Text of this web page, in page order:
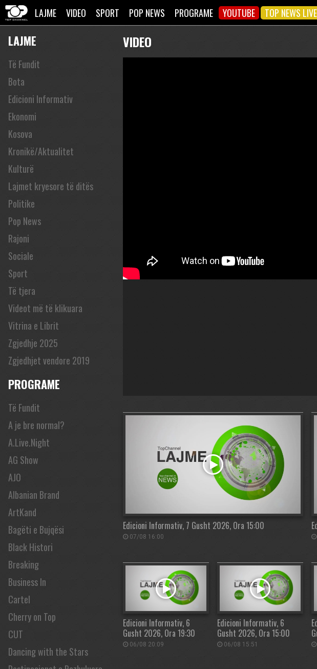
LAJME VIDEO SPORT POP NEWS PROGRAME YOUTUBE TOP NEWS LIVE
LAJME
Të Fundit
Bota
Edicioni Informativ
Ekonomi
Kosova
Kronikë/Aktualitet
Kulturë
Lajmet kryesore të ditës
Politike
Pop News
Rajoni
Sociale
Sport
Të tjera
Videot më të klikuara
Vitrina e Librit
Zgjedhje 2025
Zgjedhjet vendore 2019
PROGRAME
Të Fundit
A je bre normal?
A.Live.Night
AG Show
AJO
Albanian Brand
ArtKand
Bagëti e Bujqësi
Black Histori
Breaking
Business In
Cartel
Cherry on Top
CUT
Dancing with the Stars
VIDEO
Edicioni Informativ, 7 Gusht 2026, Ora 15:00
07/08 16:00
Edicioni Informativ, 6
Gusht 2026, Ora 19:30
06/08 20:09
Edicioni Informativ, 6
Gusht 2026, Ora 15:00
06/08 15:51